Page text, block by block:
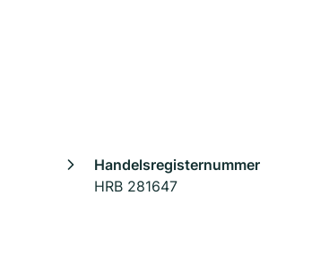
Handelsregisternummer
HRB 281647